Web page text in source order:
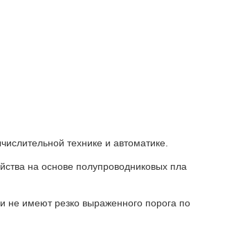
технике и автоматике.
на основе полупроводниковых пла
не имеют резко выраженного порога по